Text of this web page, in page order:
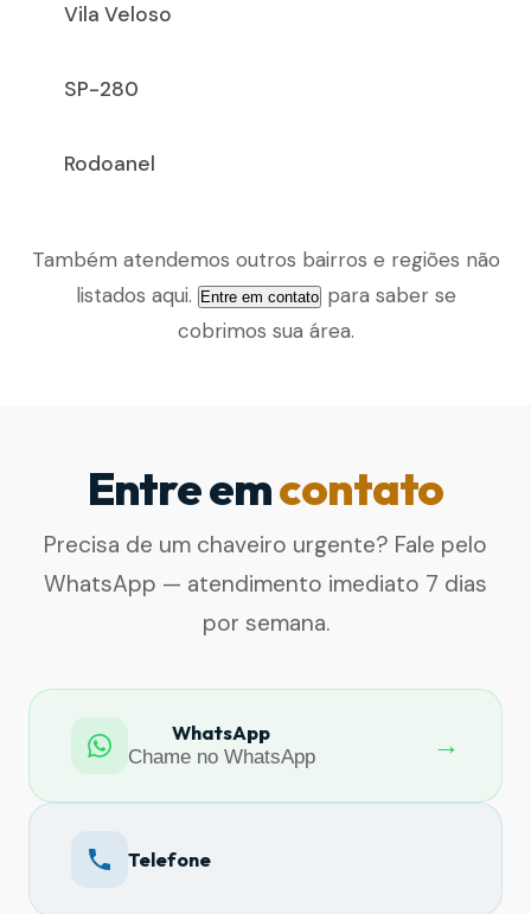
Vila Veloso
SP-280
Rodoanel
Também atendemos outros bairros e regiões não
listados aqui. Entre em contatopara saber se
cobrimos sua área.
Entre emcontato
Precisa de um chaveiro urgente? Fale pelo
WhatsApp — atendimento imediato 7 dias
por semana.
WhatsApp
Chame no WhatsApp
→
Telefone